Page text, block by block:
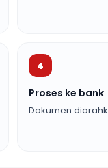
4
Proses ke bank
Dokumen